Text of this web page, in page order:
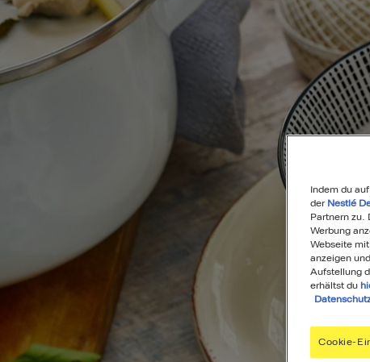
Indem du
der Nestlé
Partnern zu.
Werbung
Webseite
anzeigen
Aufstellung
erhältst du
Cookie-